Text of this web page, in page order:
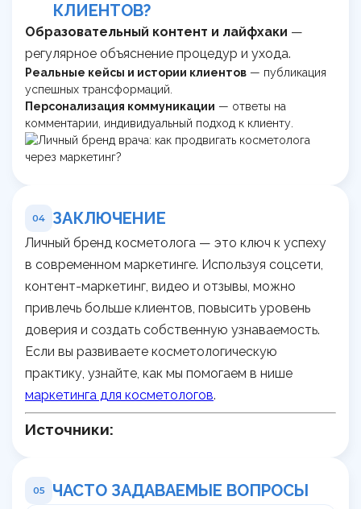
КЛИЕНТОВ?
Образовательный контент и лайфхаки —
регулярное объяснение процедур и ухода.
Реальные кейсы и истории клиентов — публикация
успешных трансформаций.
Персонализация коммуникации — ответы на
комментарии, индивидуальный подход к клиенту.
04 ЗАКЛЮЧЕНИЕ
Личный бренд косметолога — это ключ к успеху
в современном маркетинге. Используя соцсети,
контент-маркетинг, видео и отзывы, можно
привлечь больше клиентов, повысить уровень
доверия и создать собственную узнаваемость.
Если вы развиваете косметологическую
практику, узнайте, как мы помогаем в нише
маркетинга для косметологов.
Источники:
05 ЧАСТО ЗАДАВАЕМЫЕ ВОПРОСЫ